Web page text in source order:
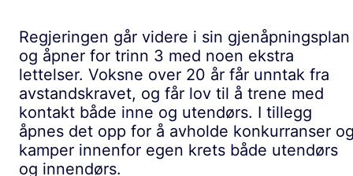
Regjeringen går videre i sin gjenåpningsplan
og åpner for trinn 3 med noen ekstra
lettelser. Voksne over 20 år får unntak fra
avstandskravet, og får lov til å trene med
kontakt både inne og utendørs. I tillegg
åpnes det opp for å avholde konkurranser
kamper innenfor egen krets både utendørs
og innendørs.